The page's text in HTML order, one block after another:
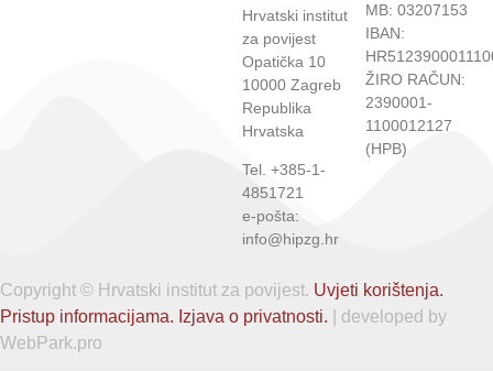
Hrvatski institut
za povijest
Opatička 10
10000 Zagreb
Republika
Hrvatska
Tel. +385-1-
4851721
e-pošta:
info@hipzg.hr
MB: 03207153
IBAN:
ŽIRO RAČUN:
2390001-
1100012127
(HPB)
Copyright © Hrvatski institut za povijest. Uvjeti korištenja.
Pristup informacijama. Izjava o privatnosti. | developed by
WebPark.pro